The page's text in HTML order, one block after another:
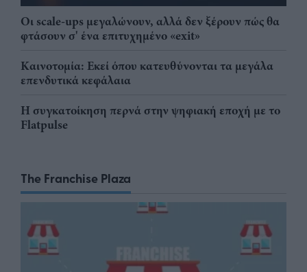
Οι scale-ups μεγαλώνουν, αλλά δεν ξέρουν πώς θα
φτάσουν σ' ένα επιτυχημένο «exit»
Καινοτομία: Εκεί όπου κατευθύνονται τα μεγάλα
επενδυτικά κεφάλαια
Η συγκατοίκηση περνά στην ψηφιακή εποχή με το
Flatpulse
The Franchise Plaza